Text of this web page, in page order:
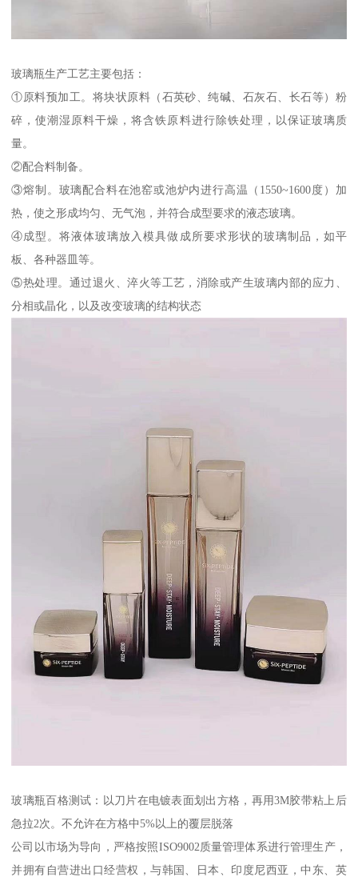
玻璃瓶生产工艺主要包括：
①原料预加工。将块状原料（石英砂、纯碱、石灰石、长石等）粉
碎，使潮湿原料干燥，将含铁原料进行除铁处理，以保证玻璃质
量。
②配合料制备。
③熔制。玻璃配合料在池窑或池炉内进行高温（1550~1600度）加
热，使之形成均匀、无气泡，并符合成型要求的液态玻璃。
④成型。将液体玻璃放入模具做成所要求形状的玻璃制品，如平
板、各种器皿等。
⑤热处理。通过退火、淬火等工艺，消除或产生玻璃内部的应力、
分相或晶化，以及改变玻璃的结构状态
玻璃瓶百格测试：以刀片在电镀表面划出方格，再用3M胶带粘上后
急拉2次。不允许在方格中5%以上的覆层脱落
公司以市场为导向，严格按照ISO9002质量管理体系进行管理生产，
并拥有自营进出口经营权，与韩国、日本、印度尼西亚，中东、英